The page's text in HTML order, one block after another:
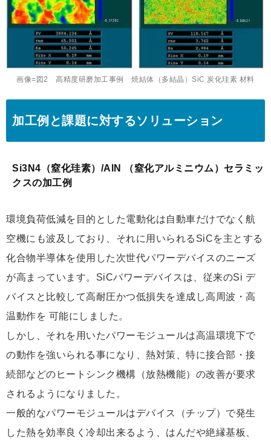
画像=図2 高精度研磨加工事例 焼結体（多結晶）SiC 炭化珪素 材料
加工例と課題に対するソリューション
Si3N4（窒化珪素）/AlN （窒化アルミニウム）セラミッ
クスの加工例
環境負荷低減を目的とした電動化は自動車だけでなく航
空機にも波及しており、それに用いられるSiCを主とする
化合物半導体を使用した次世代パワーデバイスのニーズ
が高まっています。SiCパワーデバイスは、従来のSi デ
バイスと比較して高耐圧かつ低損失を達成し高周波・高
温動作を 可能にしました。
しかし、それを用いたパワーモジュールは高温環境下で
の動作を強いられる事になり、熱対策、特に接合部・接
続部などのヒートシンク機構（放熱機能）の改善が要求
されるようになりました。
一般的なパワーモジュールはデバイス（チップ）で発生
した熱を効率良く冷却出来るよう、はんだや絶縁基板、